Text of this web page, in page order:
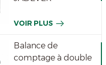
VOIR PLUS
Balance de
comptage à double